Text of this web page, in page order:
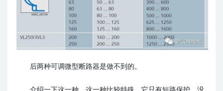
后两种可调微型断路器是做不到的。